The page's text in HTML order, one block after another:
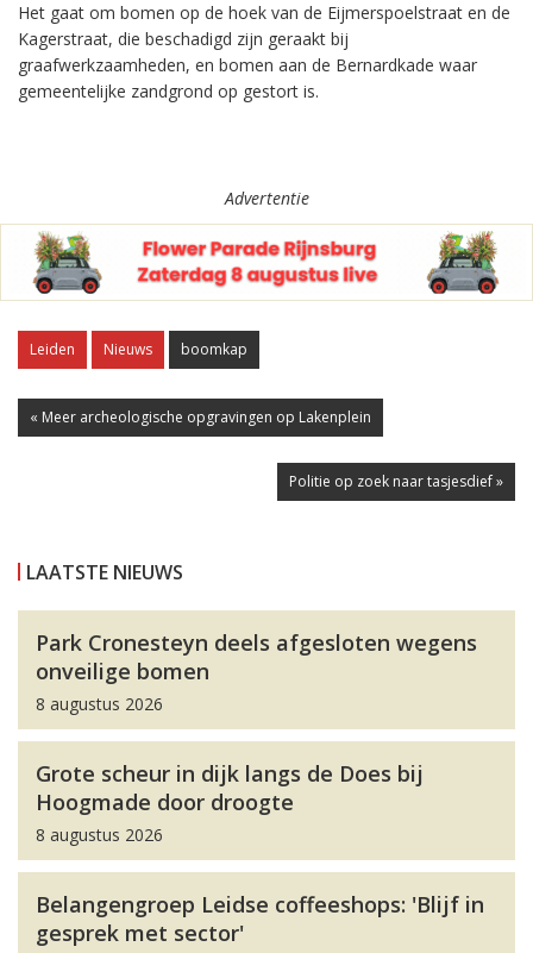
Het gaat om bomen op de hoek van de Eijmerspoelstraat en de
Kagerstraat, die beschadigd zijn geraakt bij
graafwerkzaamheden, en bomen aan de Bernardkade waar
gemeentelijke zandgrond op gestort is.
Advertentie
Leiden Nieuws boomkap
« Meer archeologische opgravingen op Lakenplein
Politie op zoek naar tasjesdief »
LAATSTE NIEUWS
Park Cronesteyn deels afgesloten wegens
onveilige bomen
8 augustus 2026
Grote scheur in dijk langs de Does bij
Hoogmade door droogte
8 augustus 2026
Belangengroep Leidse coffeeshops: 'Blijf in
gesprek met sector'